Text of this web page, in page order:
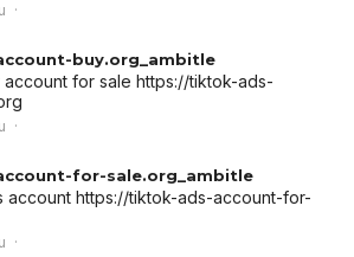
buy.org_ambitle
for sale https://tiktok-ads-
for-sale.org_ambitle
account https://tiktok-ads-account-for-